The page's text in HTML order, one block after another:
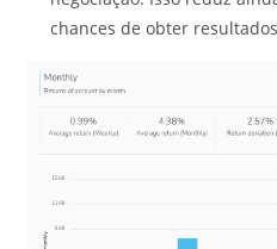
chances de obter